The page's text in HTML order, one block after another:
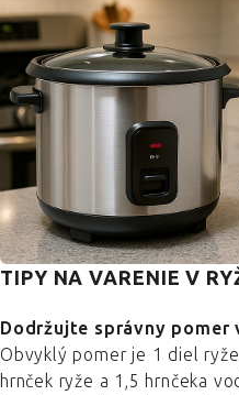
TIPY NA VARENIE V
Dodržujte správny pomer
Obvyklý pomer je 1 diel
hrnček ryže a 1,5 hrnčeka